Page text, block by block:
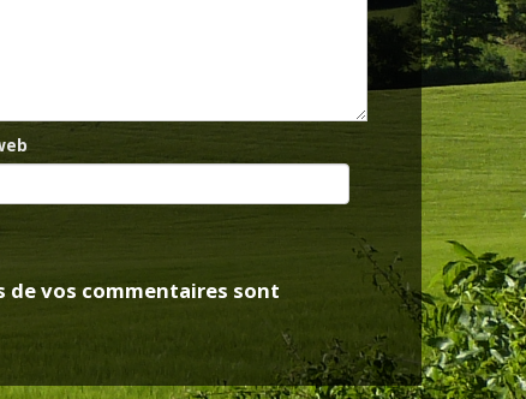
de vos commentaires sont